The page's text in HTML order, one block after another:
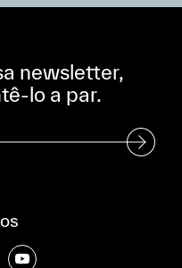
newsletter,
lo a par.